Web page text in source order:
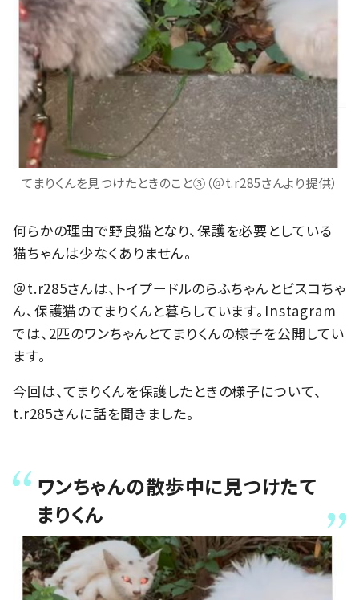
てまりくんを見つけたときのこと③（＠t.r285さんより提供）
何らかの理由で野良猫となり、保護を必要としている
猫ちゃんは少なくありません。
＠t.r285さんは、トイプードルのらふちゃんとビスコちゃ
ん、保護猫のてまりくんと暮らしています。Instagram
では、2匹のワンちゃんとてまりくんの様子を公開してい
ます。
今回は、てまりくんを保護したときの様子について、
t.r285さんに話を聞きました。
ワンちゃんの散歩中に見つけたて
まりくん